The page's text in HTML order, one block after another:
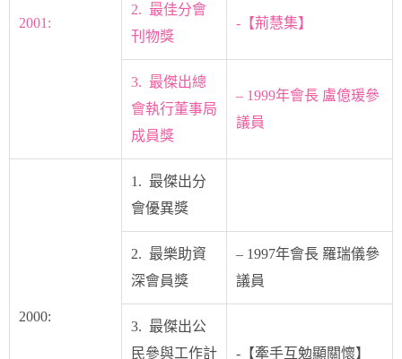
2001:
2. 最佳分會
刊物獎
-【荊慧集】
3. 最傑出總
會執行董事局
成員獎
– 1999年會長 盧億瑗參
議員
2000:
1. 最傑出分
會優異獎
2. 最樂助資
深會員獎
– 1997年會長 羅瑞儀參
議員
3. 最傑出公
民參與工作計
-【牽手互勉顯關懷】